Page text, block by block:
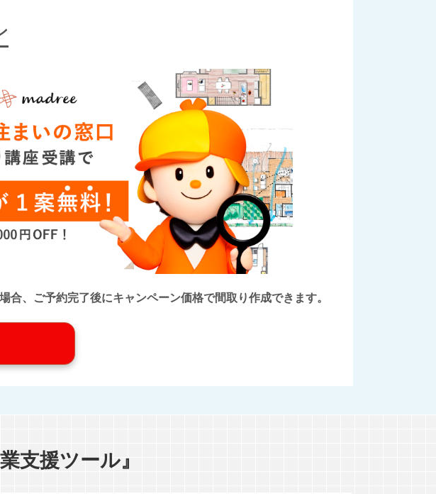
、ご予約完了後にキャンペーン価格で間取り作成できます。
支援ツール』